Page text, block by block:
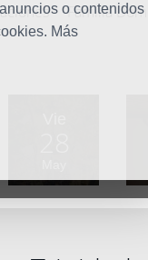
o contenidos
Más
Familia